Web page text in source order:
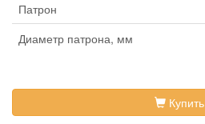
Патрон
Диаметр патрона, мм
Купить